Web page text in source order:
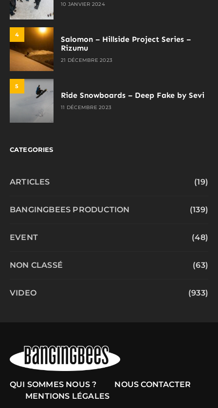
10 JANVIER 2024
4
Salomon – Hillside Project Series –
Rizumu
21 DÉCEMBRE 2023
5
Ride Snowboards – Deep Fake by Sevi
11 DÉCEMBRE 2023
CATEGORIES
ARTICLES (19)
BANGINGBEES PRODUCTION (139)
EVENT (48)
NON CLASSÉ (63)
VIDEO (933)
QUI SOMMES NOUS ?
NOUS CONTACTER
MENTIONS LÉGALES